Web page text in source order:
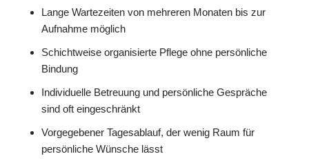
Lange Wartezeiten von mehreren Monaten bis zur
Aufnahme möglich
Schichtweise organisierte Pflege ohne persönliche
Bindung
Individuelle Betreuung und persönliche Gespräche
sind oft eingeschränkt
Vorgegebener Tagesablauf, der wenig Raum für
persönliche Wünsche lässt